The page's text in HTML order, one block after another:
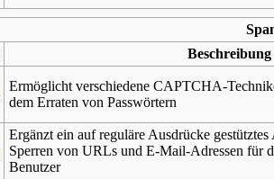
Beschreibung
Ermöglicht verschiedene CAPTCHA-
dem Erraten von Passwörtern
Ergänzt ein auf reguläre Ausdrücke
Sperren von URLs und E-Mail-Adressen für
Benutzer